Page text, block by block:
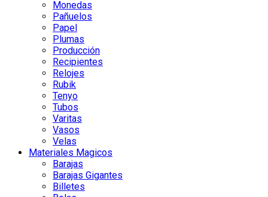
Monedas
Pañuelos
Papel
Plumas
Producción
Recipientes
Relojes
Rubik
Tenyo
Tubos
Varitas
Vasos
Velas
Materiales Magicos
Barajas
Barajas Gigantes
Billetes